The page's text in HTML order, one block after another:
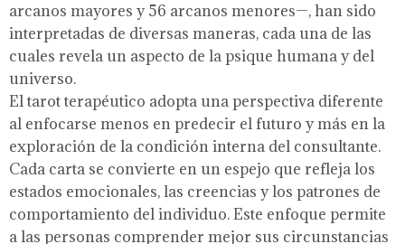
arcanos mayores y 56 arcanos menores—, han sido
interpretadas de diversas maneras, cada una de las
cuales revela un aspecto de la psique humana y del
universo.
El tarot terapéutico adopta una perspectiva diferente
al enfocarse menos en predecir el futuro y más en la
exploración de la condición interna del consultante.
Cada carta se convierte en un espejo que refleja los
estados emocionales, las creencias y los patrones de
comportamiento del individuo. Este enfoque permite
a las personas comprender mejor sus circunstancias